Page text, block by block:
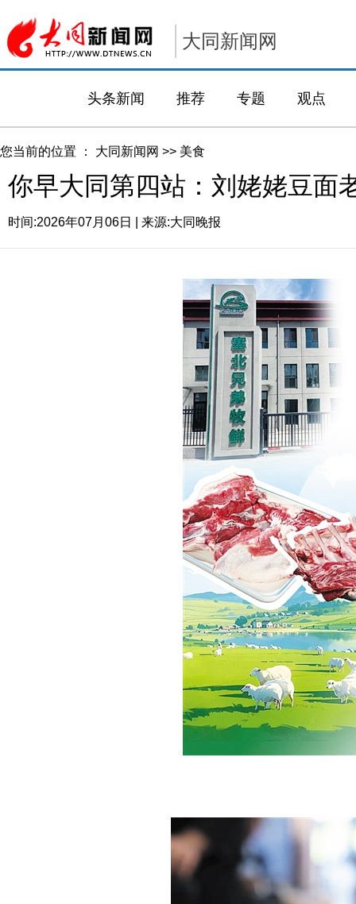
大同新闻网
头条新闻 推荐 专题 观点
您当前的位置 ： 大同新闻网 >> 美食
你早大同第四站：刘姥姥豆面
时间:2026年07月06日 | 来源:大同晚报